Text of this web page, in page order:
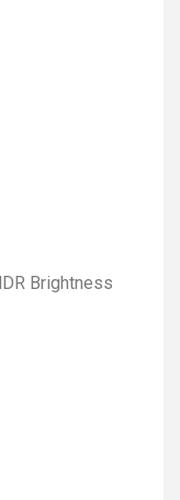
Brightness